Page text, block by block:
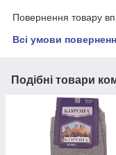
Повернення товару
Всі умови
Подібні товари